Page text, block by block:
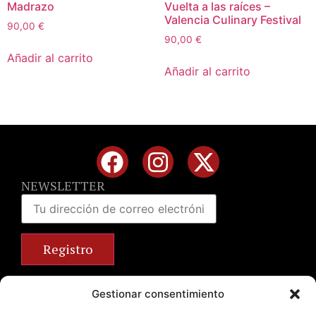
Gestionar consentimiento
Madrazo
90,00 €
Añadir al carrito
Vuelta a las raíces –
Valencia Culinary Festival
90,00 €
Añadir al carrito
NEWSLETTER
+34 963 672 314